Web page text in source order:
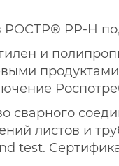
РОСТР® PP-H
и
сварного
листов и
test.